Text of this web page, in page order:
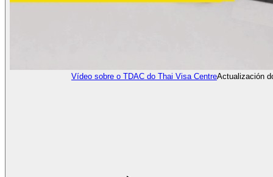
Vídeo sobre o TDAC do Thai Visa CentreActualización